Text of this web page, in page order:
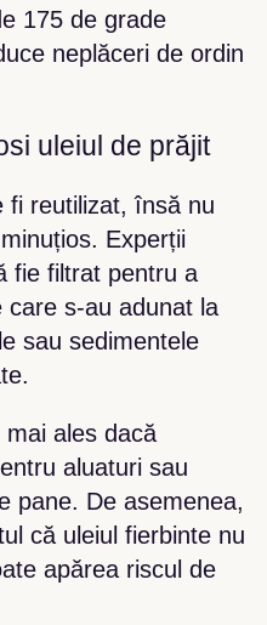
175 de grade
neplăceri de ordin
uleiul de prăjit
fi reutilizat, însă nu
Experții
fie filtrat pentru a
care s-au adunat la
sau sedimentele
ales dacă
aluaturi sau
pane. De asemenea,
că uleiul fierbinte nu
apărea riscul de